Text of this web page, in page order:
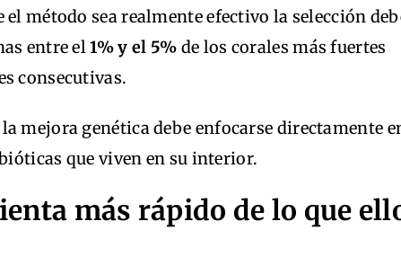
método sea realmente efectivo la selección
entre el1% y el 5% de los corales más fuertes
consecutivas.
mejora genética debe enfocarse directamente
que viven en su interior.
más rápido de lo que